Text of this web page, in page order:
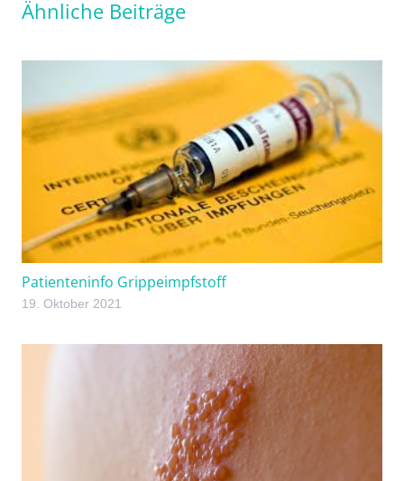
Ähnliche Beiträge
Patienteninfo Grippeimpfstoff
19. Oktober 2021